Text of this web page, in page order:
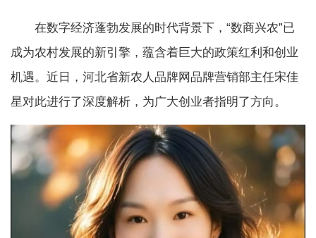
在数字经济蓬勃发展的时代背景下，“数商兴农”已
成为农村发展的新引擎，蕴含着巨大的政策红利和创业
机遇。近日，河北省新农人品牌网品牌营销部主任宋佳
星对此进行了深度解析，为广大创业者指明了方向。